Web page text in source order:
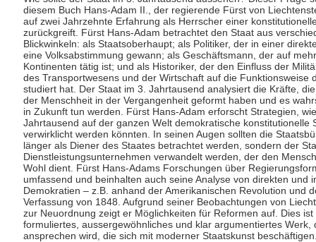
diesem Buch Hans-Adam II., der regierende Fürst von
auf zwei Jahrzehnte Erfahrung als Herrscher einer
zurückgreift. Fürst Hans-Adam betrachtet den Staat aus
Blickwinkeln: als Staatsoberhaupt; als Politiker, der in einer
eine Volksabstimmung gewann; als Geschäftsmann, der auf
Kontinenten tätig ist; und als Historiker, der den Einfluss der
des Transportwesens und der Wirtschaft auf die Funktionsweise
studiert hat. Der Staat im 3. Jahrtausend analysiert die Kräfte,
der Menschheit in der Vergangenheit geformt haben und es
in Zukunft tun werden. Fürst Hans-Adam erforscht Strategien,
Jahrtausend auf der ganzen Welt demokratische konstitutionelle
verwirklicht werden könnten. In seinen Augen sollten die
länger als Diener des Staates betrachtet werden, sondern der
Dienstleistungsunternehmen verwandelt werden, der den
Wohl dient. Fürst Hans-Adams Forschungen über
umfassend und beinhalten auch seine Analyse von direkten und
Demokratien – z.B. anhand der Amerikanischen Revolution und
Verfassung von 1848. Aufgrund seiner Beobachtungen von
zur Neuordnung zeigt er Möglichkeiten für Reformen auf. Dies
formuliertes, aussergewöhnliches und klar argumentiertes Werk,
ansprechen wird, die sich mit moderner Staatskunst